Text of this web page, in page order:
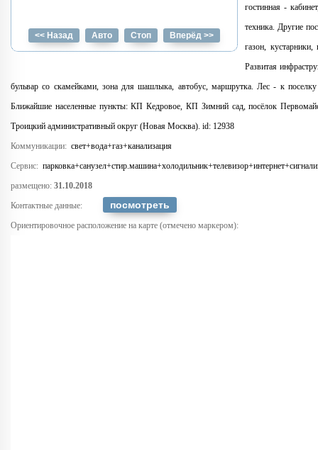
<< Назад Авто Стоп Вперёд >>
гостинная -
техника. Другие
газон,
Развитая
бульвар со скамейками, зона для шашлыка, автобус, маршрутка. Лес - к
Ближайшие населенные пункты: КП Кедровое, КП Зимний сад, посёлок
Троицкий административный округ (Новая Москва). id: 12938
Коммуникации: свет+вода+газ+канализация
Сервис:
размещено: 31.10.2018
Контактные данные:
Ориентировочное расположение на карте (отмечено маркером):